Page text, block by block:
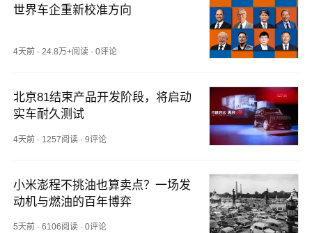
世界车企重新校准方向
4天前 ·24.8万+阅读 ·0评论
北京81结束产品开发阶段，将启动
实车耐久测试
4天前 · 1257阅读 ·9评论
小米澎程不挑油也算卖点？一场发
动机与燃油的百年博弈
5天前 ·6106阅读 ·0评论